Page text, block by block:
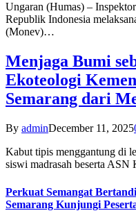
Ungaran (Humas) –
Republik Indonesia
(Monev)…
Menjaga Bumi
Ekoteologi
Semarang dari
By adminDecember 11, 2025
Kabut tipis menggantung di
siswi madrasah beserta
Perkuat Semangat
Semarang Kunjungi